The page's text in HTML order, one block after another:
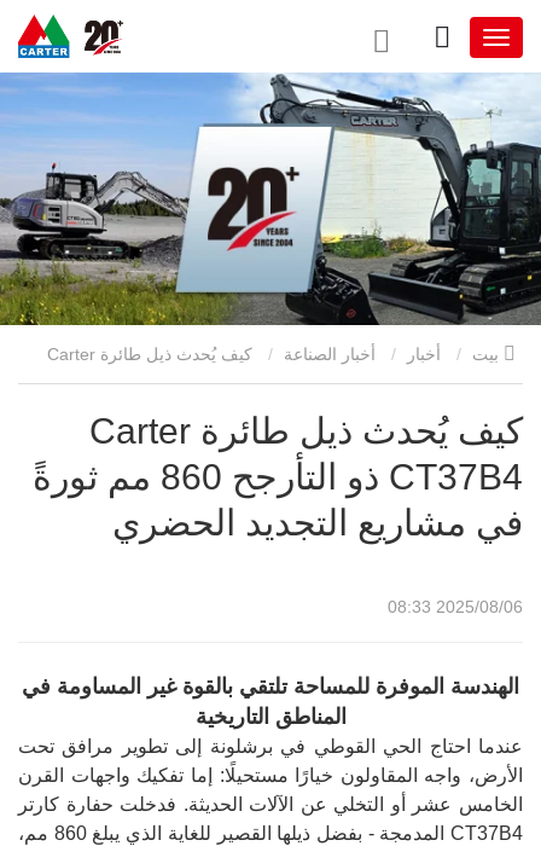
أخبار أخبار الصناعة كيف يُحدث ذيل طائرة Carter
كيف يُحدث ذيل طائرة Carter
CT37B4 ذو التأرجح 860 مم ثورةً
في مشاريع التجديد الحضري
2025/08/06 08:33
الهندسة الموفرة للمساحة تلتقي بالقوة غير المساومة في
المناطق التاريخية
عندما احتاج الحي القوطي في برشلونة إلى تطوير مرافق تحت
الأرض، واجه المقاولون خيارًا مستحيلًا: إما تفكيك واجهات القرن
الخامس عشر أو التخلي عن الآلات الحديثة. فدخلت حفارة كارتر
CT37B4 المدمجة - بفضل ذيلها القصير للغاية الذي يبلغ 860 مم،